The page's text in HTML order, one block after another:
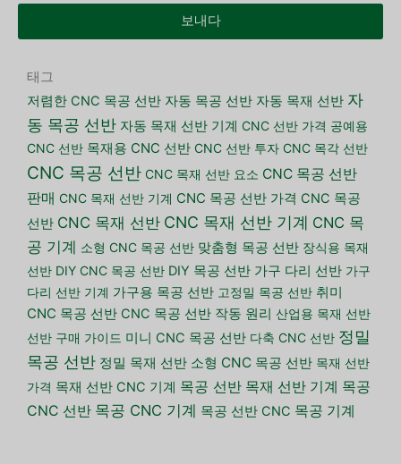
보내다
태그
저렴한 CNC 목공 선반 자동 목공 선반 자동 목재 선반 자
동 목공 선반 자동 목재 선반 기계 CNC 선반 가격 공예용
CNC 선반 목재용 CNC 선반 CNC 선반 투자 CNC 목각 선반
CNC 목공 선반 CNC 목재 선반 요소 CNC 목공 선반
판매 CNC 목재 선반 기계 CNC 목공 선반 가격 CNC 목공
선반 CNC 목재 선반 CNC 목재 선반 기계 CNC 목
공 기계 소형 CNC 목공 선반 맞춤형 목공 선반 장식용 목재
선반 DIY CNC 목공 선반 DIY 목공 선반 가구 다리 선반 가구
다리 선반 기계 가구용 목공 선반 고정밀 목공 선반 취미
CNC 목공 선반 CNC 목공 선반 작동 원리 산업용 목재 선반
선반 구매 가이드 미니 CNC 목공 선반 다축 CNC 선반 정밀
목공 선반 정밀 목재 선반 소형 CNC 목공 선반 목재 선반
가격 목재 선반 CNC 기계 목공 선반 목재 선반 기계 목공
CNC 선반 목공 CNC 기계 목공 선반 CNC 목공 기계